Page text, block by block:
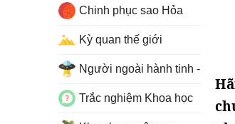
Chinh phục sao Hỏa
Kỳ quan thế giới
Người ngoài hành tinh - UFO
Trắc nghiệm Khoa học